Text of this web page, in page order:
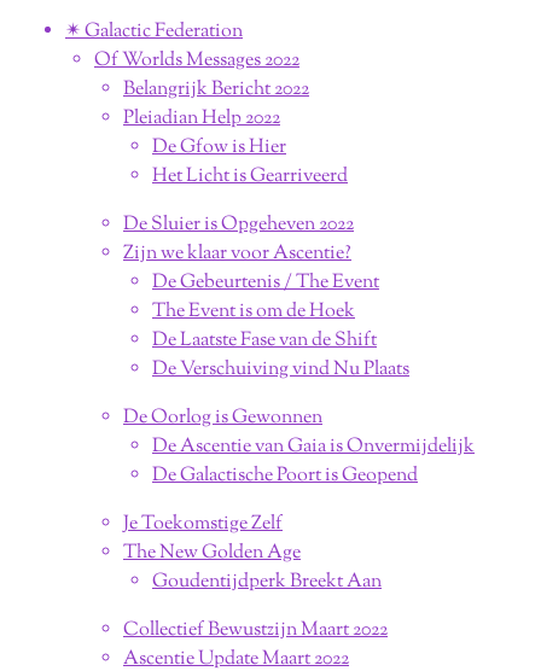
✴︎ Galactic Federation
Of Worlds Messages 2022
Belangrijk Bericht 2022
Pleiadian Help 2022
De Gfow is Hier
Het Licht is Gearriveerd
De Sluier is Opgeheven 2022
Zijn we klaar voor Ascentie?
De Gebeurtenis / The Event
The Event is om de Hoek
De Laatste Fase van de Shift
De Verschuiving vind Nu Plaats
De Oorlog is Gewonnen
De Ascentie van Gaia is Onvermijdelijk
De Galactische Poort is Geopend
Je Toekomstige Zelf
The New Golden Age
Goudentijdperk Breekt Aan
Collectief Bewustzijn Maart 2022
Ascentie Update Maart 2022